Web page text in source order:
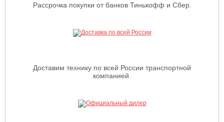
Рассрочка покупки от банков Тинькофф и Сбер.
Доставим технику по всей России транспортной
компанией.